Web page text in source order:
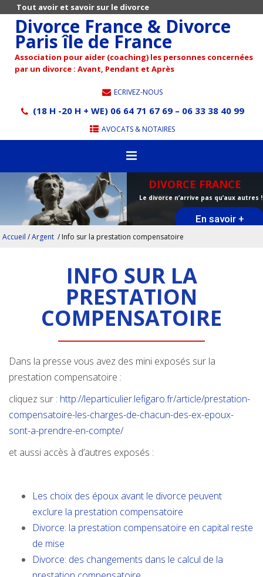
Tout avoir et savoir sur le divorce
Divorce France & Divorce
Paris île de France
Association pour aider (coaching) les personnes concernées
par un divorce : Avant, Pendant et Après
ECRIVEZ-NOUS
(18 H -20 H + WE) 06 64 71 67 69 – 06 33 38 40 99
AVOCATS & NOTAIRES
DIVORCE FRANCE
Le divorce n’arrive pas qu’aux autres !
En savoir +
Accueil /Argent / Info sur la prestation compensatoire
INFO SUR LA
PRESTATION
COMPENSATOIRE
Dans la presse vous avez des mini exposés sur la
prestation compensatoire :
cliquez sur : http://leparticulier.lefigaro.fr/article/prestation-
compensatoire-les-charges-de-chacun-des-ex-epoux-
sont-a-prendre-en-compte/
et aussi accès à d’autres exposés :
Les choix des époux avant le divorce peuvent
exclure la prestation compensatoire
Divorce: la prestation compensatoire en capital reste
de mise
Divorce: des changements dans le calcul de la